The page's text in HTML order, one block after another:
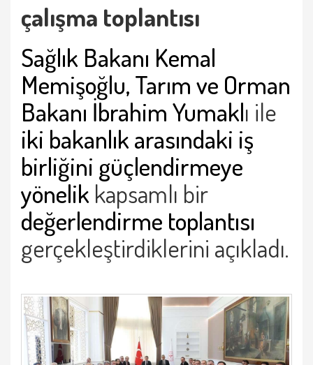
çalışma toplantısı
Sağlık Bakanı Kemal
Memişoğlu, Tarım ve Orman
Bakanı İbrahim Yumaklı ile
iki bakanlık arasındaki iş
birliğini güçlendirmeye
yönelikkapsamlı bir
değerlendirme toplantısı
gerçekleştirdiklerini açıkladı.